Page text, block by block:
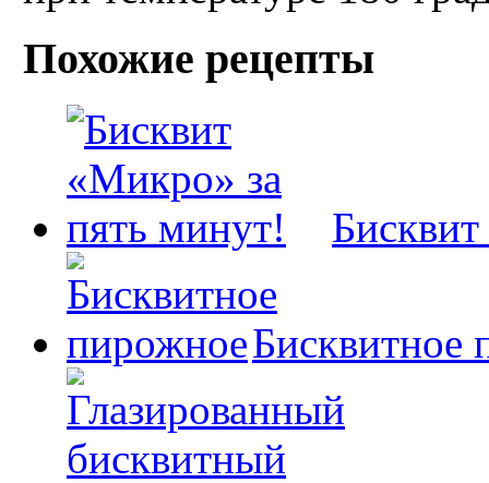
Похожие рецепты
Бисквитное